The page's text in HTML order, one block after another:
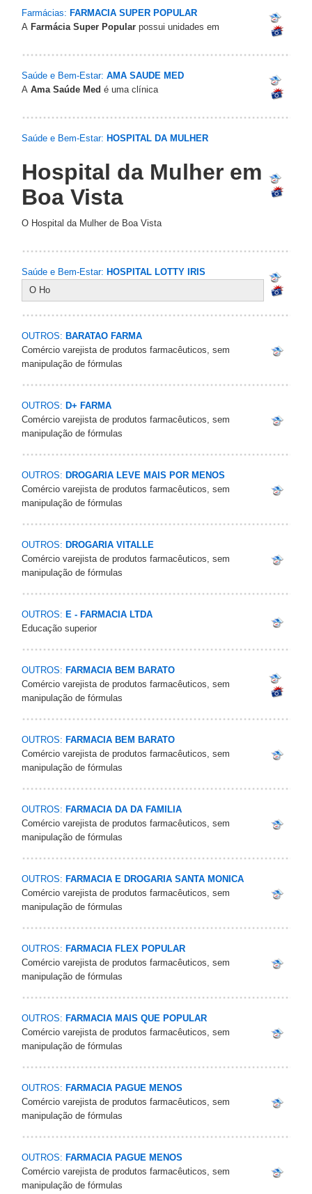
Farmácias: FARMACIA SUPER POPULAR
A Farmácia Super Popular possui unidades em
Saúde e Bem-Estar: AMA SAUDE MED
A Ama Saúde Med é uma clínica
Saúde e Bem-Estar: HOSPITAL DA MULHER
Hospital da Mulher em
Boa Vista
O Hospital da Mulher de Boa Vista
Saúde e Bem-Estar: HOSPITAL LOTTY IRIS
O Ho
OUTROS: BARATAO FARMA
Comércio varejista de produtos farmacêuticos, sem
manipulação de fórmulas
OUTROS: D+ FARMA
Comércio varejista de produtos farmacêuticos, sem
manipulação de fórmulas
OUTROS: DROGARIA LEVE MAIS POR MENOS
Comércio varejista de produtos farmacêuticos, sem
manipulação de fórmulas
OUTROS: DROGARIA VITALLE
Comércio varejista de produtos farmacêuticos, sem
manipulação de fórmulas
OUTROS: E - FARMACIA LTDA
Educação superior
OUTROS: FARMACIA BEM BARATO
Comércio varejista de produtos farmacêuticos, sem
manipulação de fórmulas
OUTROS: FARMACIA BEM BARATO
Comércio varejista de produtos farmacêuticos, sem
manipulação de fórmulas
OUTROS: FARMACIA DA DA FAMILIA
Comércio varejista de produtos farmacêuticos, sem
manipulação de fórmulas
OUTROS: FARMACIA E DROGARIA SANTA MONICA
Comércio varejista de produtos farmacêuticos, sem
manipulação de fórmulas
OUTROS: FARMACIA FLEX POPULAR
Comércio varejista de produtos farmacêuticos, sem
manipulação de fórmulas
OUTROS: FARMACIA MAIS QUE POPULAR
Comércio varejista de produtos farmacêuticos, sem
manipulação de fórmulas
OUTROS: FARMACIA PAGUE MENOS
Comércio varejista de produtos farmacêuticos, sem
manipulação de fórmulas
OUTROS: FARMACIA PAGUE MENOS
Comércio varejista de produtos farmacêuticos, sem
manipulação de fórmulas